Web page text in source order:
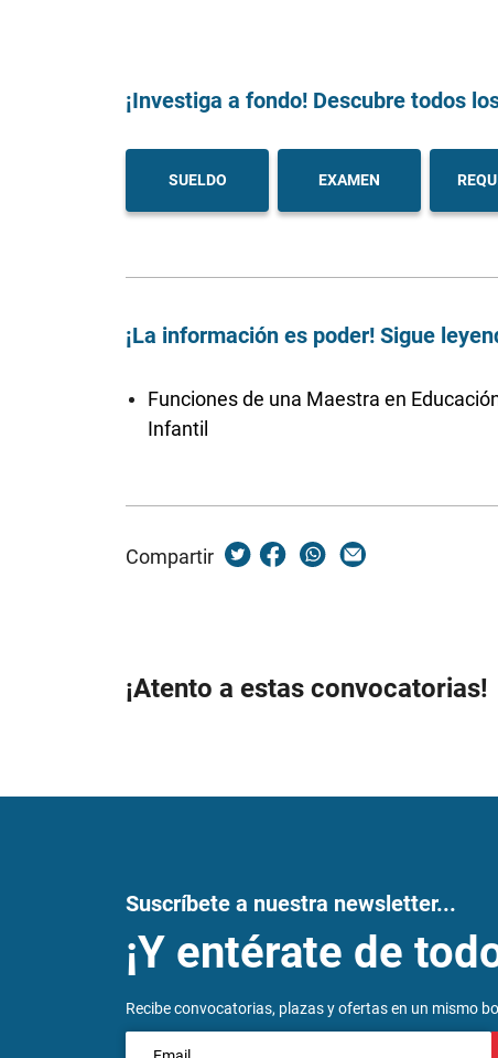
¡Investiga a fondo! Descubre todos
SUELDO EXAMEN
¡La información es poder! Sigue
Funciones de una Maestra en
Infantil
Compartir
¡Atento a estas convocatorias!
Suscríbete a nuestra newsletter...
¡Y entérate de
Recibe convocatorias, plazas y ofertas en un mismo